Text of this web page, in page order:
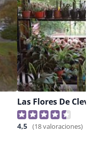
Las Flores De
4,5 (18 valoraciones)